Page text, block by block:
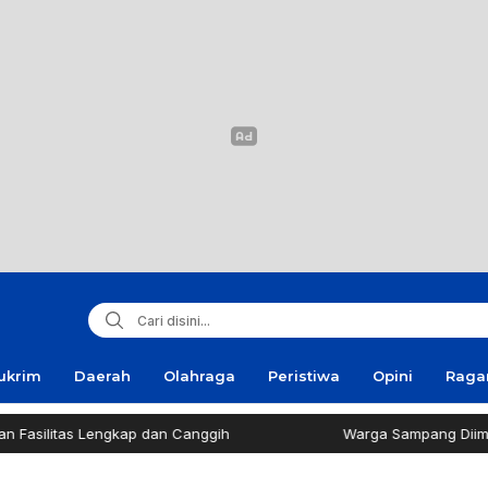
Daerah Olahraga Peristiwa Opini
Lengkap dan Canggih Warga Sampang Diimbau